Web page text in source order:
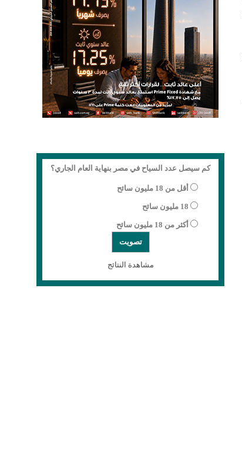
كم سيصل عدد السياح في مصر بنهاية العام الجاري؟
أقل من 18 مليون سائح
18 مليون سائح
أكثر من 18 مليون سائح
مشاهدة النتائج